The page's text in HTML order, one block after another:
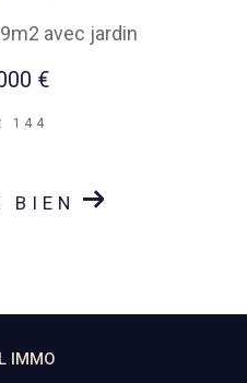
avec jardin
€
144
BIEN
IMMO